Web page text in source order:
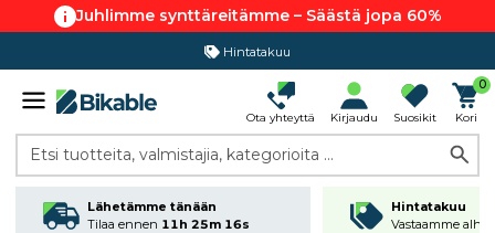
Juhlimme synttäreitämme – Säästä jopa 60%
Hintatakuu
Ota yhteyttä Kirjaudu Suosikit
0
Kori
Etsi tuotteita, valmistajia, kategorioita ...
Lähetämme tänään
Tilaa ennen 11h 25m 15s
Hintatakuu
Vastaamme